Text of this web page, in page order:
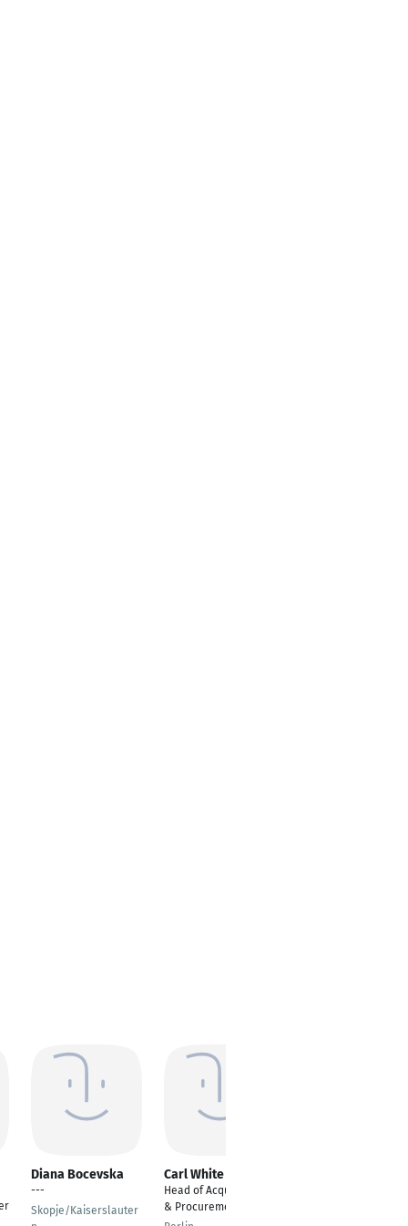
Diana Bocevska
---
Skopje/Kaiserslauter
Carl White
Head of Acquisitions
& Procurement